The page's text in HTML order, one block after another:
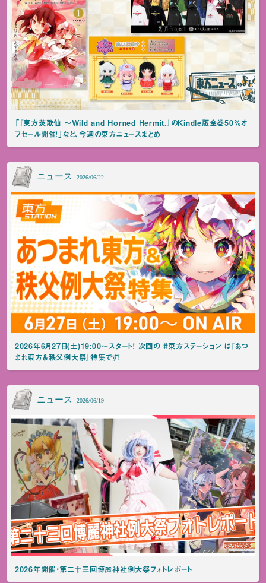
「『東方茨歌仙 ～Wild and Horned Hermit.』のKindle版全巻50%オ
フセール開催！」など、今週の東方ニュースまとめ
ニュース 2026/06/22
2026年6月27日(土)19:00～スタート！ 次回の #東方ステーション は『あつ
まれ東方＆秩父例大祭』特集です！
ニュース 2026/06/19
2026年開催・第二十三回博麗神社例大祭フォトレポート